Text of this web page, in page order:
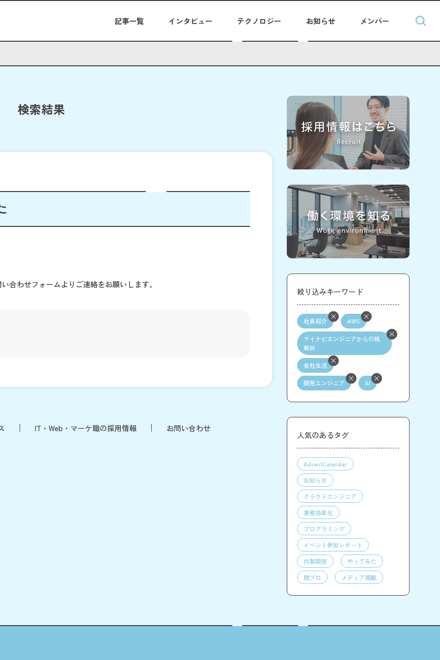
記事一覧 インタビュー テクノロジー お知らせ メンバー
検索結果
合わせフォームよりご連絡をお願いします。
IT・Web・マーケ職の採用情報 お問い合わせ
絞り込みキーワード
社員紹介 AWS
マイナビエンジニアからの挑
戦状
会社生活
開発エンジニア AI
人気のあるタグ
AdventCalendar
お知らせ
クラウドエンジニア
業務効率化
プログラミング
イベント参加レポート
内製開発
やってみた
競プロ
メディア掲載